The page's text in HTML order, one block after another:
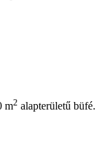
m2 alapterületű büfé.